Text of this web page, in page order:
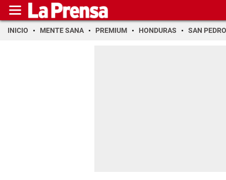
INICIO MENTE SANA PREMIUM HONDURAS SAN PEDRO